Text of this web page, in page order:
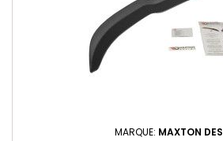
MARQUE: MAXTON